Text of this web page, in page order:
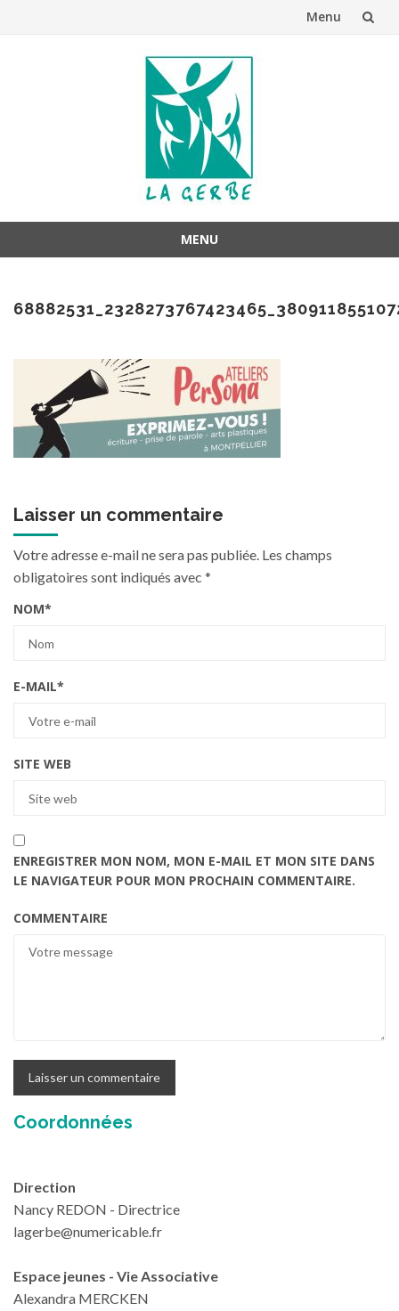
Menu
MENU
contenu
Laisser un commentaire
Votre adresse e-mail ne sera pas publiée. Les champs
obligatoires sont indiqués avec *
NOM*
E-MAIL*
SITE WEB
ENREGISTRER MON NOM, MON E-MAIL ET MON SITE DANS
LE NAVIGATEUR POUR MON PROCHAIN COMMENTAIRE.
COMMENTAIRE
Coordonnées
Direction
Nancy REDON - Directrice
lagerbe@numericable.fr
Espace jeunes - Vie Associative
Alexandra MERCKEN